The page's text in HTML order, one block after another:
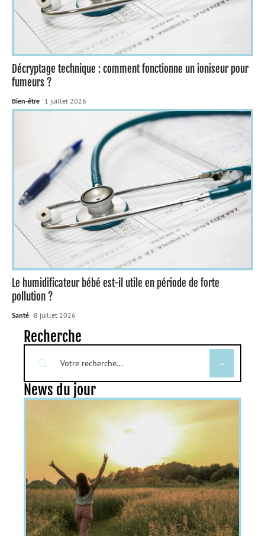
Décryptage technique : comment fonctionne un ioniseur pour
fumeurs ?
Bien-être 1 juillet 2026
Le humidificateur bébé est-il utile en période de forte
pollution ?
Santé 8 juillet 2026
Recherche
News du jour